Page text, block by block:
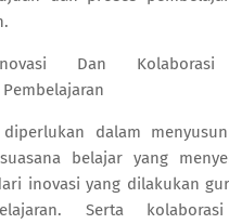
Dan Kolaborasi
dalam
belajar yang
inovasi yang dilakukan
Serta